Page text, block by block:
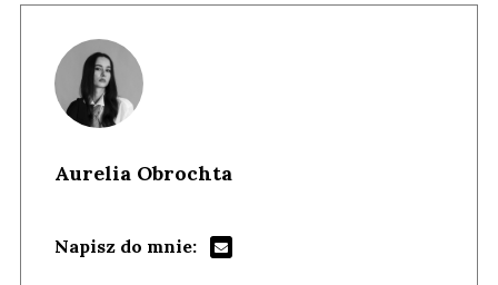
Aurelia Obrochta
Napisz do mnie: